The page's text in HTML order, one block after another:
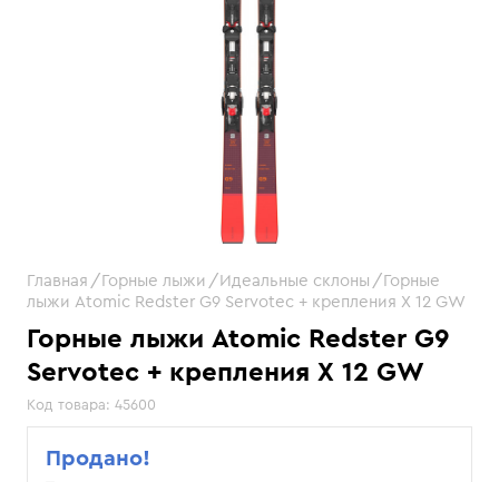
Главная Горные лыжи Идеальные склоны
Горные
лыжи Atomic Redster G9 Servotec + крепления X 12 GW
Горные лыжи Atomic Redster G9
Servotec + крепления X 12 GW
Код товара: 45600
Продано!